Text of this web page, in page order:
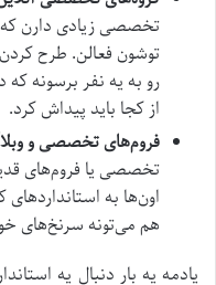
تخصصی زیادی دارن
توشون فعالن. طرح
رو به یه نفر برسونه که
از کجا باید پیداش کرد.
فروم‌های تخصصی و
تخصصی یا فروم‌های
اون‌ها به
هم می‌تونه سرنخ‌های
یادمه یه بار دنبال یه